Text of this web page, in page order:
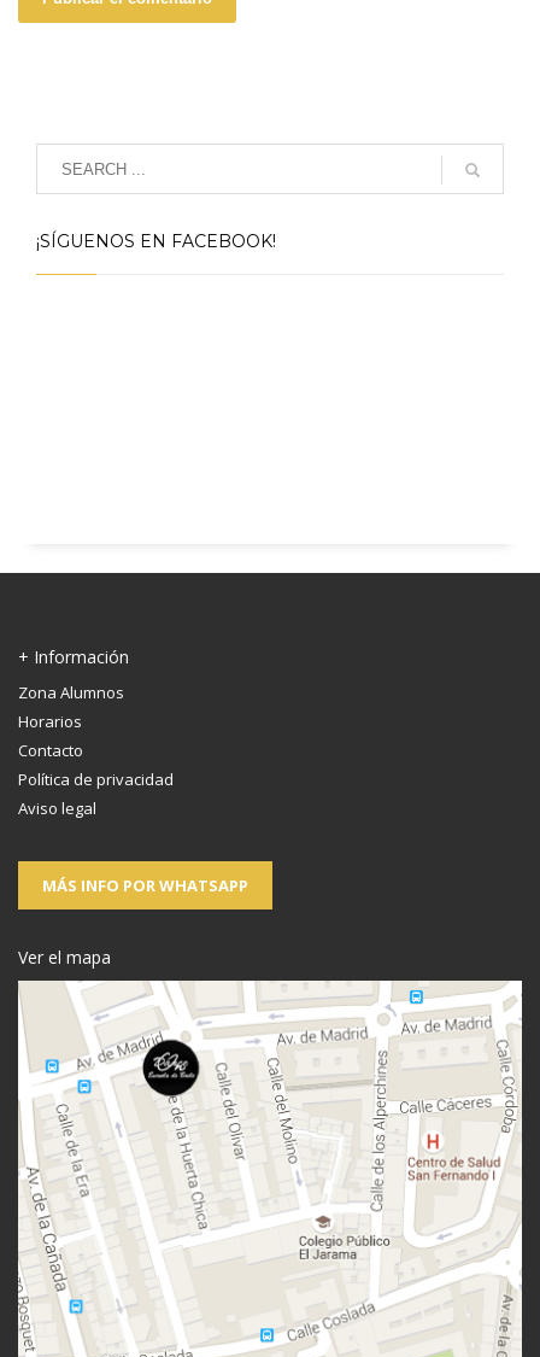
¡SÍGUENOS EN FACEBOOK!
+ Información
Zona Alumnos
Horarios
Contacto
Política de privacidad
Aviso legal
MÁS INFO POR WHATSAPP
Ver el mapa